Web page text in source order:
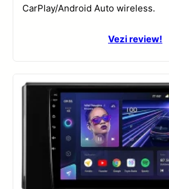
CarPlay/Android Auto wireless.
Vezi review!